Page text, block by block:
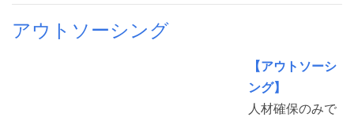
アウトソーシング
【アウトソーシ
ング】
人材確保のみで